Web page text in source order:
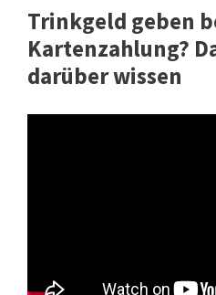
Trinkgeld geben
Kartenzahlung?
darüber wissen